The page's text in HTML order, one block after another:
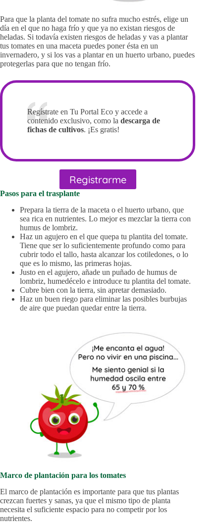
Para que la planta del tomate no sufra mucho estrés, elige un
día en el que no haga frío y que ya no existan riesgos de
heladas. Si todavía existen riesgos de heladas y vas a plantar
tus tomates en una maceta puedes poner ésta en un
invernadero, y si los vas a plantar en un huerto urbano, puedes
protegerlas para que no tengan frío.
Regístrate en Tu Portal Eco y accede a
contenido exclusivo, como la descarga de
fichas de cultivos. ¡Es gratis!
Registrarme
Pasos para el trasplante
Prepara la tierra de la maceta o el huerto urbano, que
sea rica en nutrientes. Lo mejor es mezclar la tierra con
humus de lombriz.
Haz un agujero en el que quepa tu plantita del tomate.
Tiene que ser lo suficientemente profundo como para
cubrir todo el tallo, hasta alcanzar los cotiledones, o lo
que es lo mismo, las primeras hojas.
Justo en el agujero, añade un puñado de humus de
lombriz, humedécelo e introduce tu plantita del tomate.
Cubre bien con la tierra, sin apretar demasiado.
Haz un buen riego para eliminar las posibles burbujas
de aire que puedan quedar entre la tierra.
Marco de plantación para los tomates
El marco de plantación es importante para que tus plantas
crezcan fuertes y sanas, ya que el mismo tipo de planta
necesita el suficiente espacio para no competir por los
nutrientes.